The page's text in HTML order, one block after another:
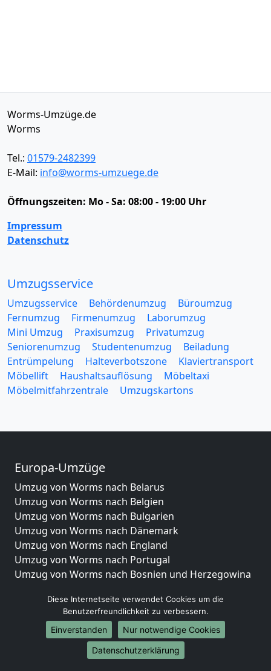
Worms-Umzüge.de
Worms
Tel.: 01579-2482399
E-Mail: info@worms-umzuege.de
Öffnungszeiten: Mo - Sa: 08:00 - 19:00 Uhr
Impressum
Datenschutz
Umzugsservice
Umzugsservice Behördenumzug
Büroumzug
Fernumzug
Firmenumzug
Laborumzug
Mini Umzug
Praxisumzug
Privatumzug
Seniorenumzug
Studentenumzug
Beiladung
Entrümpelung
Halteverbotszone
Klaviertransport
Möbellift
Haushaltsauflösung
Möbeltaxi
Möbelmitfahrzentrale
Umzugskartons
Europa-Umzüge
Umzug von Worms nach Belarus
Umzug von Worms nach Belgien
Umzug von Worms nach Bulgarien
Umzug von Worms nach Dänemark
Umzug von Worms nach England
Umzug von Worms nach Portugal
Umzug von Worms nach Bosnien und Herzegowina
Umzug von Worms nach Lettland
Umzug von Worms nach Zypern
Umzug von Worms nach Kroatien
Umzug von Worms nach Estland
Umzug von Worms nach Finnland
Diese Internetseite verwendet Cookies um die
Benutzerfreundlichkeit zu verbessern.
Einverstanden
Nur notwendige Cookies
Datenschutzerklärung